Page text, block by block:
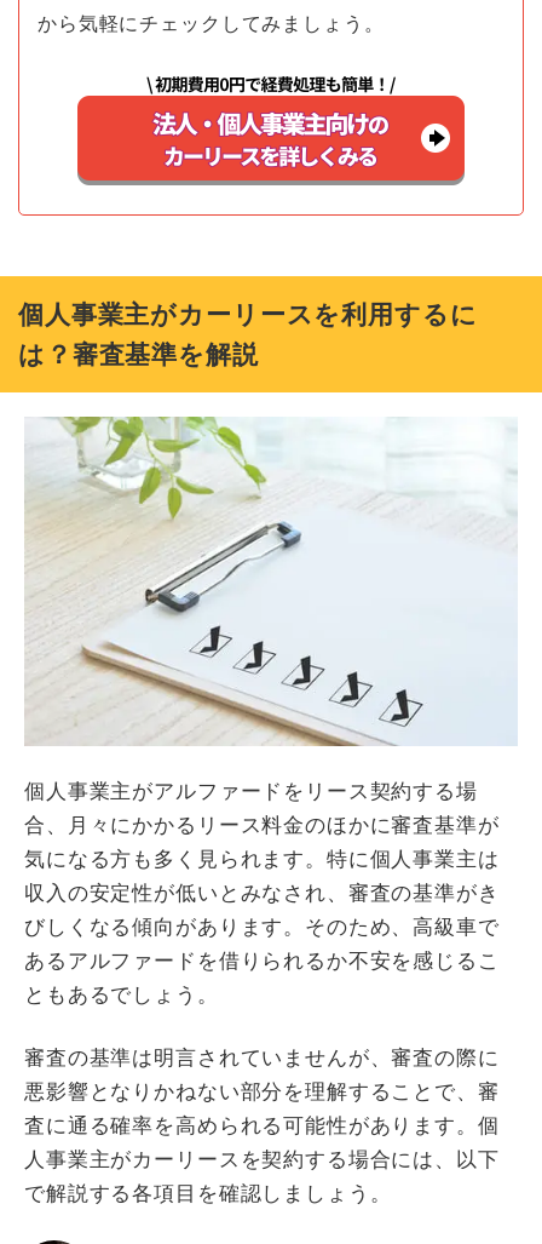
から気軽にチェックしてみましょう。
個人事業主がカーリースを利用するに
は？審査基準を解説
個人事業主がアルファードをリース契約する場
合、月々にかかるリース料金のほかに審査基準が
気になる方も多く見られます。特に個人事業主は
収入の安定性が低いとみなされ、審査の基準がき
びしくなる傾向があります。そのため、高級車で
あるアルファードを借りられるか不安を感じるこ
ともあるでしょう。
審査の基準は明言されていませんが、審査の際に
悪影響となりかねない部分を理解することで、審
査に通る確率を高められる可能性があります。個
人事業主がカーリースを契約する場合には、以下
で解説する各項目を確認しましょう。